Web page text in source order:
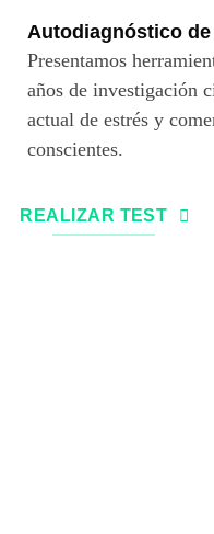
Autodiagnóstico
Presentamos
años de investigación
actual de estrés y
conscientes.
REALIZAR TEST